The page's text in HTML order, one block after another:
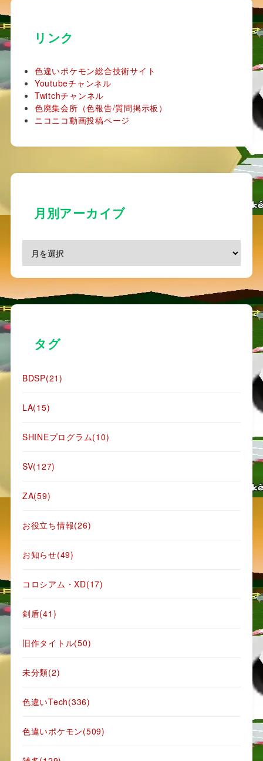
リンク
色違いポケモン総合技術サイト
Youtubeチャンネル
Twitchチャンネル
色廃集会所（色報告/質問掲示板）
ニコニコ動画投稿ページ
月別アーカイブ
タグ
BDSP(21)
LA(15)
SHINEプログラム(10)
SV(127)
ZA(59)
お役立ち情報(26)
お知らせ(49)
コロシアム・XD(17)
剣盾(41)
旧作タイトル(50)
未分類(2)
色違いTech(336)
色違いポケモン(509)